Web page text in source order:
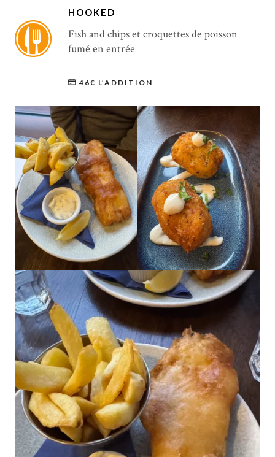
HOOKED
Fish and chips et croquettes de poisson
fumé en entrée
46€ L’ADDITION